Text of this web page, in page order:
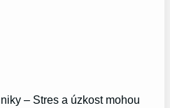
– Stres a úzkost mohou